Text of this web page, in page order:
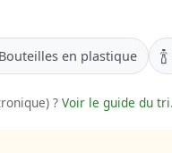
Bouteilles en plastique 🍾
? Voir le guide du tri.